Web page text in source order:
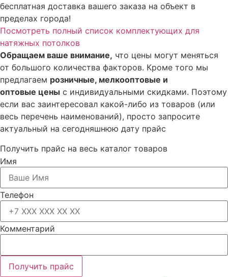
бесплатная доставка вашего заказа на объект в
пределах города!
Посмотреть полный список комплектующих для
натяжных потолков
Обращаем ваше внимание, что цены могут меняться
от большого количества факторов. Кроме того мы
предлагаем розничные, мелкооптовые и
оптовые цены с индивидуальными скидками. Поэтому
если вас заинтересовал какой-либо из товаров (или
весь перечень наименований), просто запросите
актуальный на сегодняшнюю дату прайс
Получить прайс на весь каталог товаров
Имя
Телефон
Комментарий
Получить прайс